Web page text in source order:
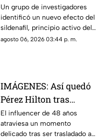
Estudio revela que
podría frenar la
metástasis
Un grupo de investigadores
identificó un nuevo efecto del
sildenafil, principio activo del
viagra, que podría cambiar su
agosto 06, 2026 03:44 p. m.
IMÁGENES: Así quedó
Pérez Hilton tras
agresiones durante en
vivo de TikTok
El influencer de 48 años
atraviesa un momento
delicado tras ser trasladado a